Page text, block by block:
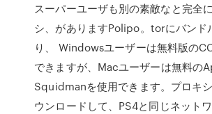
スーパーユーザも別の素敵なと完全
シ、がありますPolipo。torにバンド
り、 Windowsユーザーは無料版の
できますが、Macユーザーは無料の
Squidmanを使用できます。プロキ
ウンロードして、PS4と同じネット